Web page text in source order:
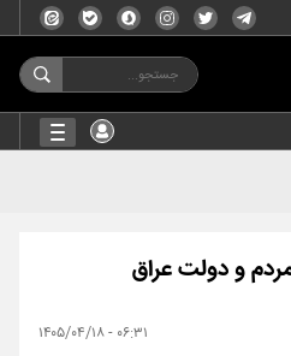
و دولت عراق
۰۶:۳۱ - ۱۴۰۵/۰۴/۱۸